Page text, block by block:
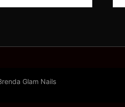
Glam Nails